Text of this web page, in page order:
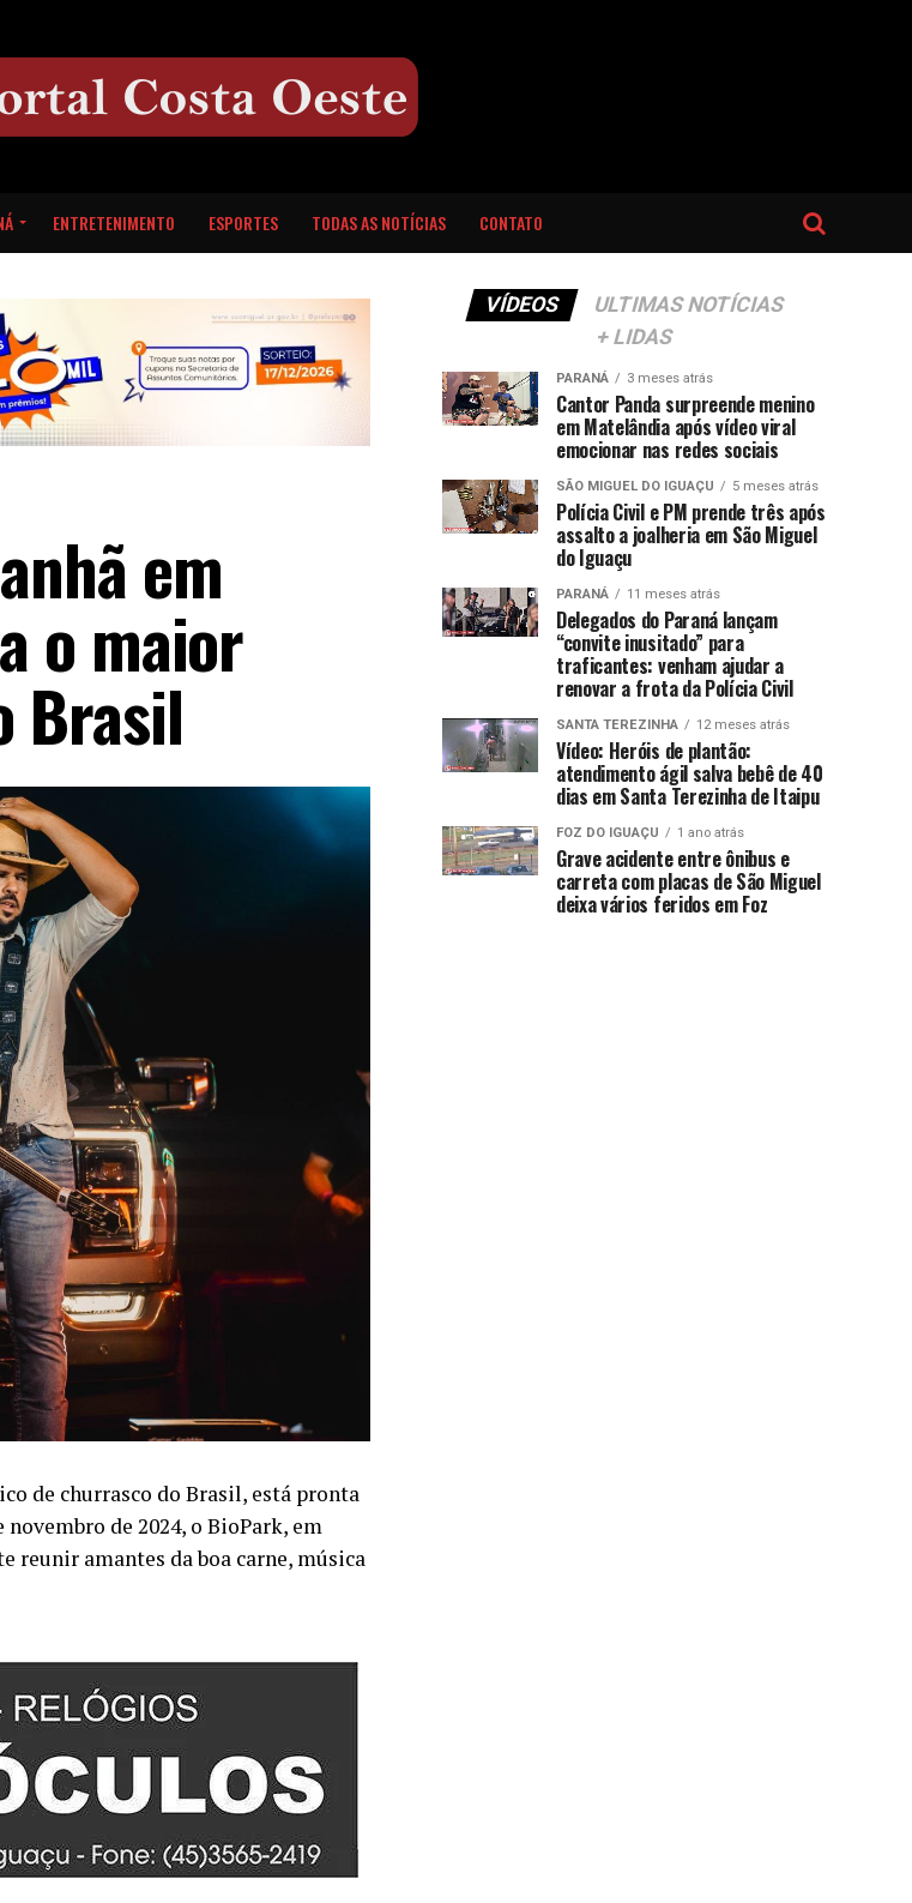
ENTRETENIMENTO ESPORTES TODAS AS NOTÍCIAS CONTATO
em
o maior
Brasil
de churrasco do Brasil, está pronta
de 2024, o BioPark, em
reunir amantes da boa carne, música
VÍDEOS
ULTIMAS NOTÍCIAS
+ LIDAS
PARANÁ 3 meses atrás
Cantor Panda surpreende menino
em Matelândia após vídeo viral
emocionar nas redes sociais
SÃO MIGUEL DO IGUAÇU 5 meses atrás
Polícia Civil e PM prende três após
assalto a joalheria em São Miguel
do Iguaçu
PARANÁ 11 meses atrás
Delegados do Paraná lançam
“convite inusitado” para
traficantes: venham ajudar a
renovar a frota da Polícia Civil
SANTA TEREZINHA 12 meses atrás
Vídeo: Heróis de plantão:
atendimento ágil salva bebê de 40
dias em Santa Terezinha de Itaipu
FOZ DO IGUAÇU 1 ano atrás
Grave acidente entre ônibus e
carreta com placas de São Miguel
deixa vários feridos em Foz